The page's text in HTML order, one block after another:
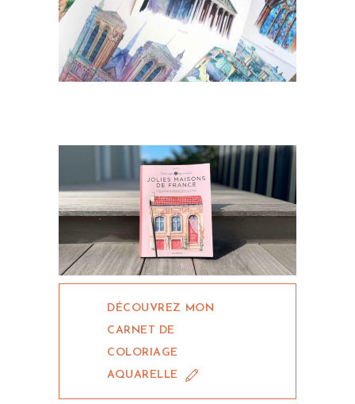
DÉCOUVREZ MON
CARNET DE
COLORIAGE
AQUARELLE